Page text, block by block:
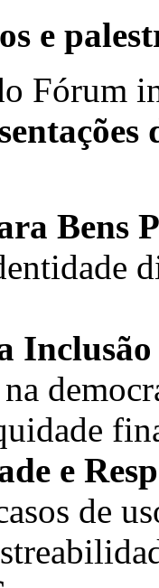
e
Fórum
Bens
e
de